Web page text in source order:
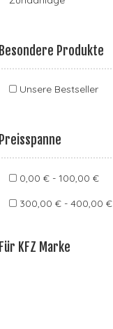
Besondere Produkte
Unsere Bestseller
Preisspanne
0,00 € - 100,00 €
300,00 € - 400,00 €
Für KFZ Marke